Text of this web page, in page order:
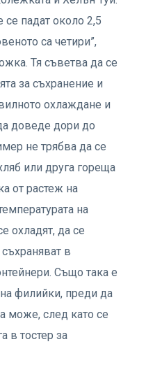
се падат около 2,5
са четири”,
Тя съветва да се
за съхранение и
охлаждане и
доведе дори до
не трябва да се
или друга гореща
от растеж на
на
охладят, да се
в
Също така е
филийки, преди да
може, след като се
в тостер за